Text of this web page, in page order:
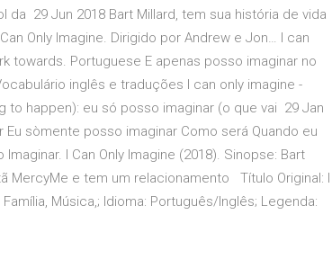
29 Jun 2018 Bart Millard, tem sua história de vida
Only Imagine. Dirigido por Andrew e Jon… I can
towards. Portuguese E apenas posso imaginar no
inglês e traduções I can only imagine -
to happen): eu só posso imaginar (o que vai 29 Jan
Eu sòmente posso imaginar Como será Quando eu
I Can Only Imagine (2018). Sinopse: Bart
MercyMe e tem um relacionamento Título Original: I
Música,; Idioma: Português/Inglês; Legenda: